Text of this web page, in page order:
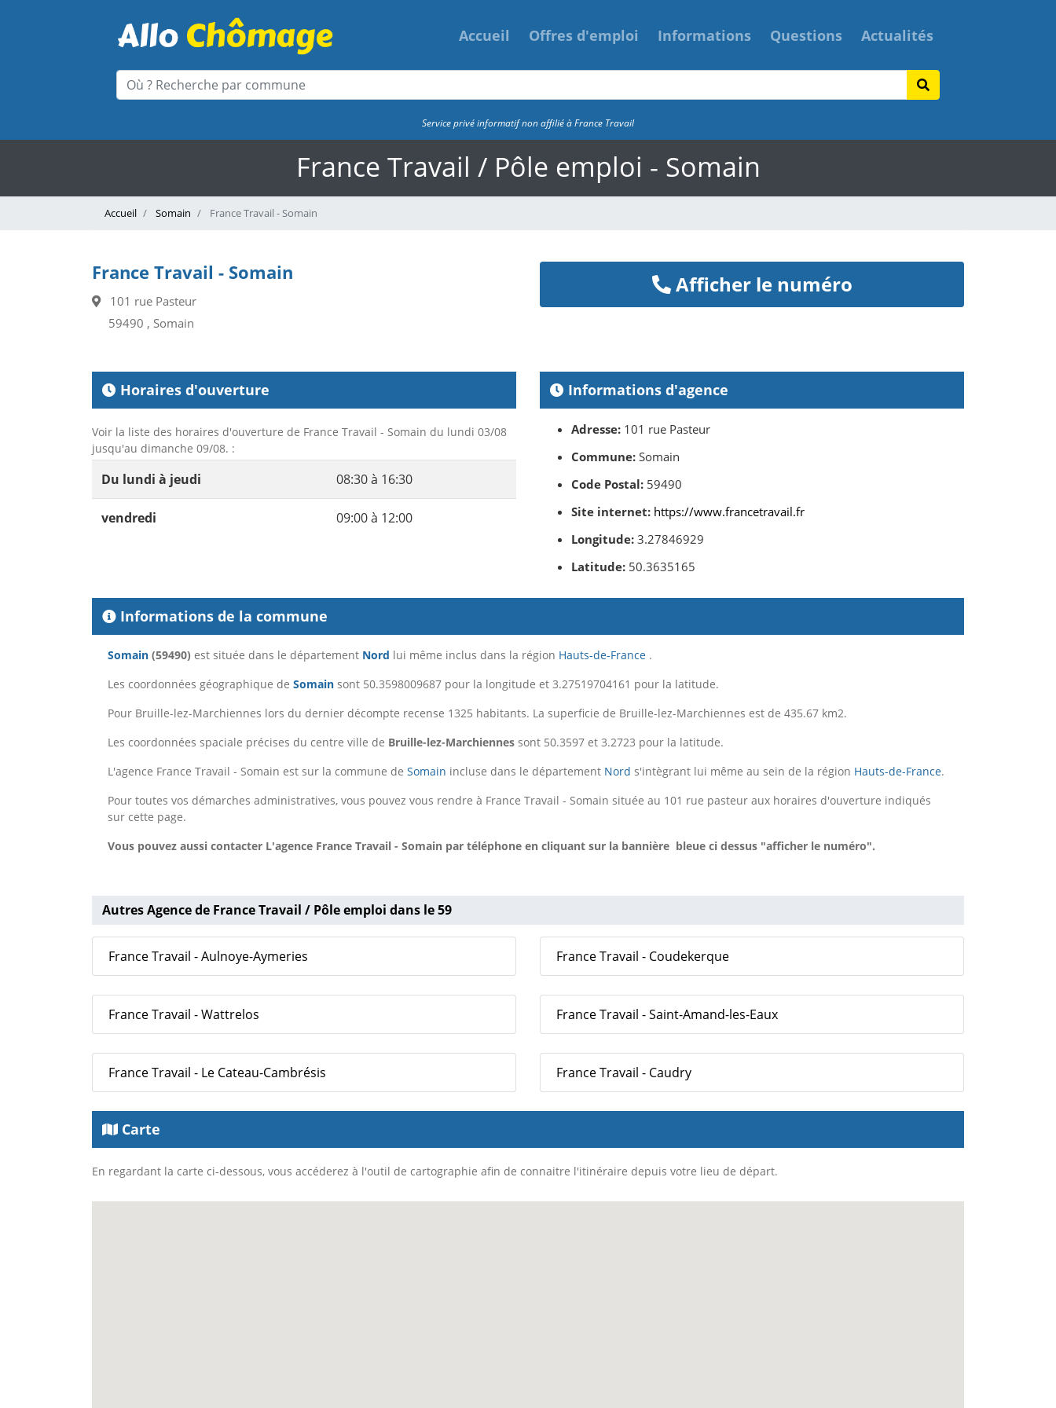
Accueil Offres d'emploi Informations Questions Actualités
Service privé informatif non affilié à France Travail
France Travail / Pôle emploi - Somain
Accueil Somain France Travail - Somain
France Travail - Somain
101 rue Pasteur
59490 , Somain
Afficher le numéro
Horaires d'ouverture
Voir la liste des horaires d'ouverture de France Travail - Somain du lundi 03/08
jusqu'au dimanche 09/08. :
Du lundi à jeudi 08:30 à 16:30
vendredi 09:00 à 12:00
Informations d'agence
Adresse: 101 rue Pasteur
Commune: Somain
Code Postal: 59490
Site internet: https://www.francetravail.fr
Longitude: 3.27846929
Latitude: 50.3635165
Informations de la commune
Somain (59490) est située dans le département Nord lui même inclus dans la région Hauts-de-France .
Les coordonnées géographique de Somain sont 50.3598009687 pour la longitude et 3.27519704161 pour la latitude.
Pour Bruille-lez-Marchiennes lors du dernier décompte recense 1325 habitants. La superficie de Bruille-lez-Marchiennes est de 435.67 km2.
Les coordonnées spaciale précises du centre ville de Bruille-lez-Marchiennes sont 50.3597 et 3.2723 pour la latitude.
L'agence France Travail - Somain est sur la commune de Somain incluse dans le département Nord s'intègrant lui même au sein de la région Hauts-de-France.
Pour toutes vos démarches administratives, vous pouvez vous rendre à France Travail - Somain située au 101 rue pasteur aux horaires d'ouverture indiqués
sur cette page.
Vous pouvez aussi contacter L'agence France Travail - Somain par téléphone en cliquant sur la bannière bleue ci dessus "afficher le numéro".
Autres Agence de France Travail / Pôle emploi dans le 59
France Travail - Aulnoye-Aymeries France Travail - Coudekerque
France Travail - Wattrelos France Travail - Saint-Amand-les-Eaux
France Travail - Le Cateau-Cambrésis France Travail - Caudry
Carte
En regardant la carte ci-dessous, vous accéderez à l'outil de cartographie afin de connaitre l'itinéraire depuis votre lieu de départ.